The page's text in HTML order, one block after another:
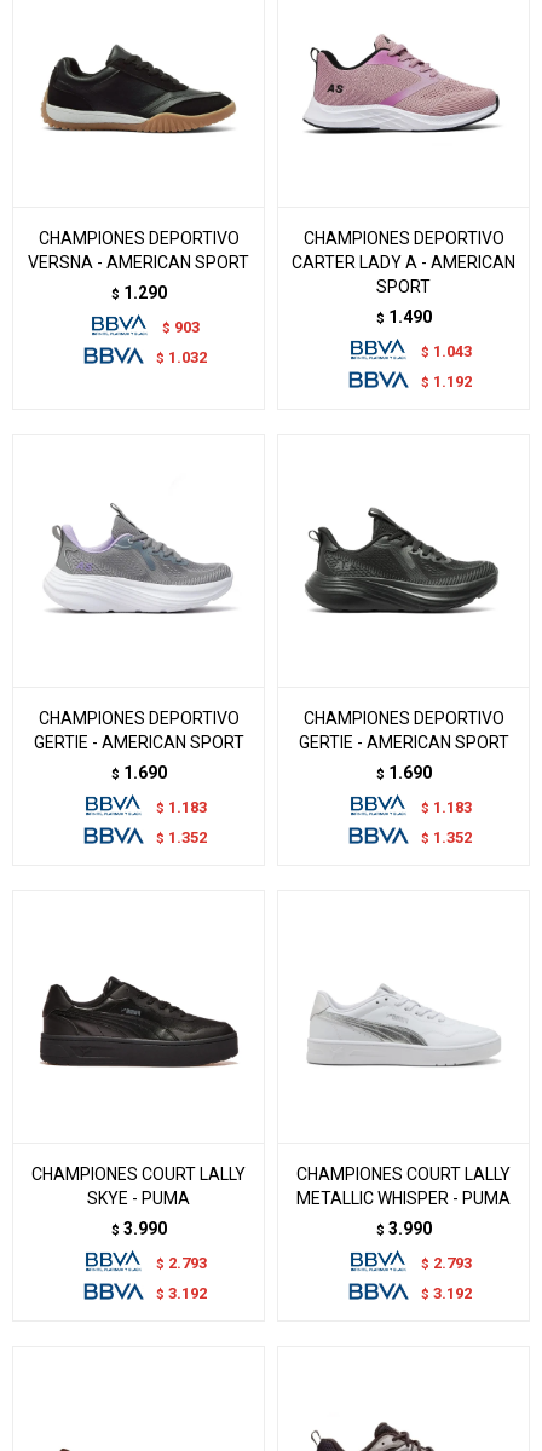
CHAMPIONES DEPORTIVO
VERSNA - AMERICAN SPORT
$ 1.290
$ 903
$ 1.032
CHAMPIONES DEPORTIVO
CARTER LADY A - AMERICAN
SPORT
$ 1.490
$ 1.043
$ 1.192
CHAMPIONES DEPORTIVO
GERTIE - AMERICAN SPORT
$ 1.690
$ 1.183
$ 1.352
CHAMPIONES DEPORTIVO
GERTIE - AMERICAN SPORT
$ 1.690
$ 1.183
$ 1.352
CHAMPIONES COURT LALLY
SKYE - PUMA
$ 3.990
$ 2.793
$ 3.192
CHAMPIONES COURT LALLY
METALLIC WHISPER - PUMA
$ 3.990
$ 2.793
$ 3.192